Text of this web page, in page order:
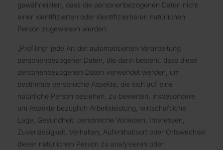
gewährleisten, dass die personenbezogenen Daten nicht
einer identifizierten oder identifizierbaren natürlichen
Person zugewiesen werden.
„Profiling“ jede Art der automatisierten Verarbeitung
personenbezogener Daten, die darin besteht, dass diese
personenbezogenen Daten verwendet werden, um
bestimmte persönliche Aspekte, die sich auf eine
natürliche Person beziehen, zu bewerten, insbesondere
um Aspekte bezüglich Arbeitsleistung, wirtschaftliche
Lage, Gesundheit, persönliche Vorlieben, Interessen,
Zuverlässigkeit, Verhalten, Aufenthaltsort oder Ortswechsel
dieser natürlichen Person zu analysieren oder